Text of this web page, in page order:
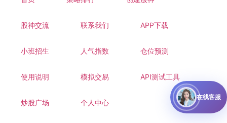
股神交流 联系我们 APP下载
小班招生 人气指数 仓位预测
使用说明 模拟交易 API测试工具
炒股广场 个人中心
在线客服